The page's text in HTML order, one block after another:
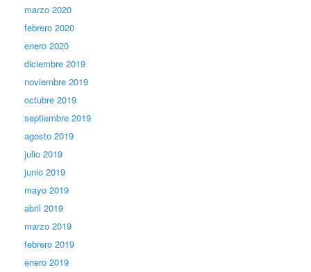
marzo 2020
febrero 2020
enero 2020
diciembre 2019
noviembre 2019
octubre 2019
septiembre 2019
agosto 2019
julio 2019
junio 2019
mayo 2019
abril 2019
marzo 2019
febrero 2019
enero 2019